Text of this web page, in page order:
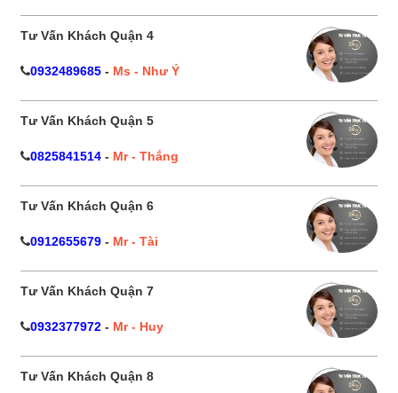
Tư Vấn Khách Quận 4
0932489685 - Ms - Như Ý
Tư Vấn Khách Quận 5
0825841514 - Mr - Thắng
Tư Vấn Khách Quận 6
0912655679 - Mr - Tài
Tư Vấn Khách Quận 7
0932377972 - Mr - Huy
Tư Vấn Khách Quận 8